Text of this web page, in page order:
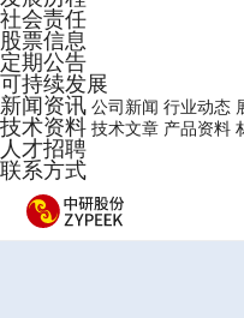
社会责任
股票信息
定期公告
可持续发展
新闻资讯 公司新闻 行业动态
技术资料 技术文章 产品资料
人才招聘
联系方式